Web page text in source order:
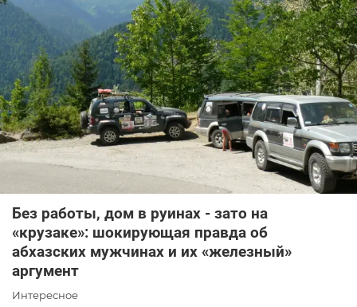
Без работы, дом в руинах - зато на
«крузаке»: шокирующая правда об
абхазских мужчинах и их «железный»
аргумент
Интересное